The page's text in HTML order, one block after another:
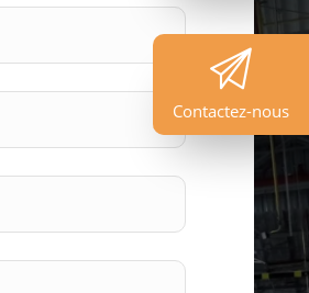
Contactez-nous